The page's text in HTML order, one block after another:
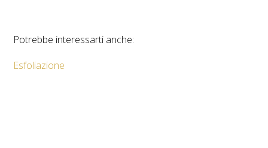
Potrebbe interessarti anche:
Esfoliazione